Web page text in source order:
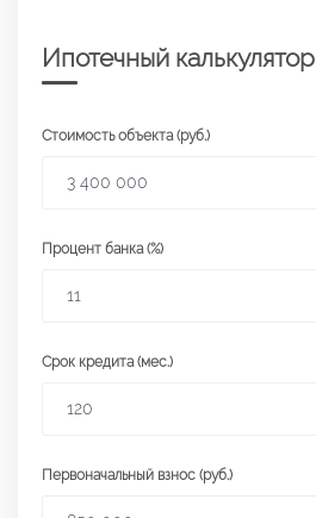
Ипотечный калькулятор
Стоимость объекта (руб.)
Процент банка (%)
Срок кредита (мес.)
Первоначальный взнос (руб.)